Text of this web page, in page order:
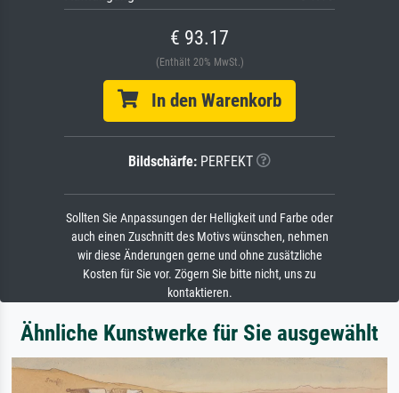
€ 93.17
(Enthält 20% MwSt.)
In den Warenkorb
Bildschärfe: PERFEKT
Sollten Sie Anpassungen der Helligkeit und Farbe oder
auch einen Zuschnitt des Motivs wünschen, nehmen
wir diese Änderungen gerne und ohne zusätzliche
Kosten für Sie vor. Zögern Sie bitte nicht, uns zu
kontaktieren.
Ähnliche Kunstwerke für Sie ausgewählt